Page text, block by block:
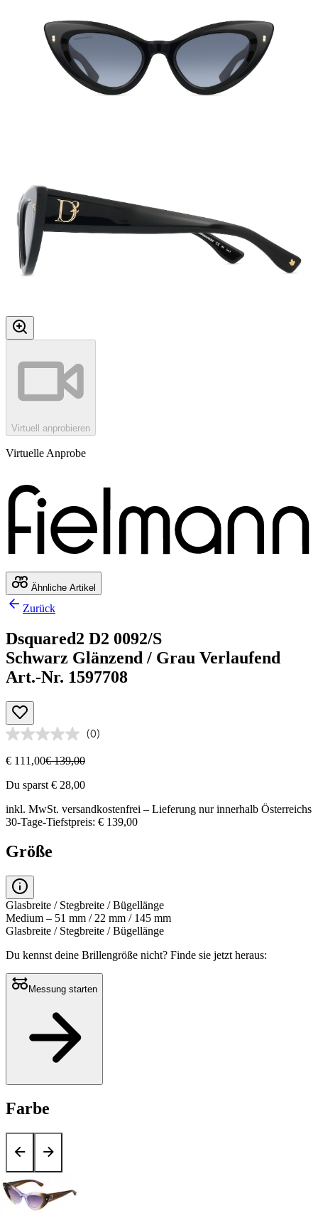
Virtuell anprobieren
Virtuelle Anprobe
Ähnliche Artikel
Zurück
Dsquared2 D2 0092/S
Schwarz Glänzend / Grau Verlaufend
Art.-Nr. 1597708
(0)
€ 111,00€ 139,00
Du sparst € 28,00
inkl. MwSt. versandkostenfrei – Lieferung nur innerhalb Österreichs
30-Tage-Tiefstpreis: € 139,00
Größe
Glasbreite / Stegbreite / Bügellänge
Medium – 51 mm / 22 mm / 145 mm
Glasbreite / Stegbreite / Bügellänge
Du kennst deine Brillengröße nicht? Finde sie jetzt heraus:
Messung starten
Farbe